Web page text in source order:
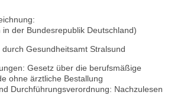
der Bundesrepublik Deutschland)
Gesundheitsamt Stralsund
Gesetz über die berufsmäßige
ohne ärztliche Bestallung
Durchführungsverordnung: Nachzulesen